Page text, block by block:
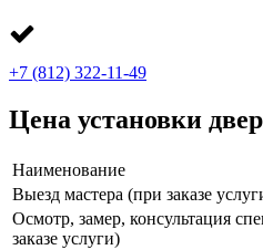
+7 (812) 322-11-49
Цена установки
Наименование
Выезд мастера (при заказе
Осмотр, замер, консультация
заказе услуги)